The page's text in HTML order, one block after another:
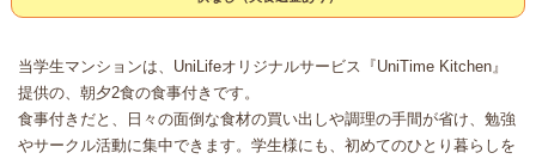
当学生マンションは、UniLifeオリジナルサービス『UniTime Kitchen』
提供の、朝夕2食の食事付きです。
食事付きだと、日々の面倒な食材の買い出しや調理の手間が省け、勉強
やサークル活動に集中できます。学生様にも、初めてのひとり暮らしを